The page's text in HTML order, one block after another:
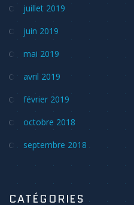
juillet 2019
juin 2019
mai 2019
avril 2019
février 2019
octobre 2018
septembre 2018
CATÉGORIES